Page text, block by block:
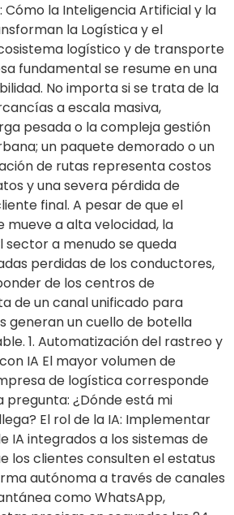
Cómo la Inteligencia Artificial y la
la Logística y el
logístico y de transporte
fundamental se resume en una
No importa si se trata de la
a escala masiva,
pesada o la compleja gestión
un paquete demorado o un
de rutas representa costos
y una severa pérdida de
final. A pesar de que el
a alta velocidad, la
sector a menudo se queda
perdidas de los conductores,
de los centros de
de un canal unificado para
generan un cuello de botella
1. Automatización del rastreo y
IA El mayor volumen de
de logística corresponde
pregunta: ¿Dónde está mi
El rol de la IA: Implementar
IA integrados a los sistemas de
los clientes consulten el estatus
autónoma a través de canales
como WhatsApp,